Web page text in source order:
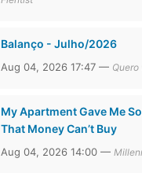
Balanço - Julho/2026
Aug 04, 2026 17:47 — Quero
My Apartment Gave Me
That Money Can’t Buy
Aug 04, 2026 14:00 —